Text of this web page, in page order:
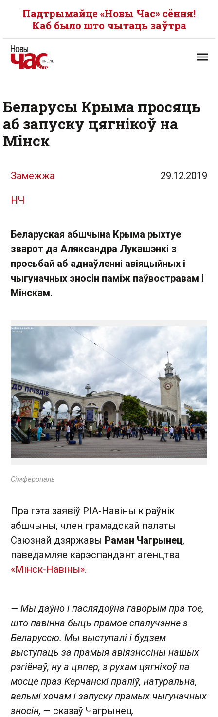
Падтрымайце «Новы Час» сёння!
Каб было што чытаць заўтра
Беларусы Крыма просяць
аб запуску цягнікоў на
Мінск
Замежжа 29.12.2019
НЧ
Беларуская абшчына Крыма рыхтуе
зварот да Аляксандра Лукашэнкі з
просьбай аб аднаўленні авіяцыйных і
чыгуначных зносін паміж паўвостравам і
Мінскам.
Сімферопаль
Пра гэта заявіў РІА-Навіны кіраўнік
абшчыны, член грамадскай палаты
Саюзнай дзяржавы Раман Чагрынец,
паведамляе карэспандэнт агенцтва
«Мінск-Навіны».
— Мы даўно і паслядоўна гаворым пра тое,
што павінна быць прамое спалучэнне з
Беларуссю. Мы выступалі і будзем
выступаць за прамыя авіязносіны нашых
рэгіёнаў, ну а цяпер, з рухам цягнікоў па
мосце праз Керчанскі праліў, натуральна,
вельмі хочам і запуску прамых чыгуначных
зносін, — сказаў Чагрынец.